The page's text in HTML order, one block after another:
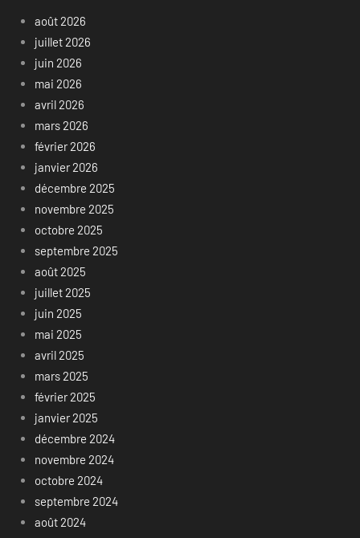
août 2026
juillet 2026
juin 2026
mai 2026
avril 2026
mars 2026
février 2026
janvier 2026
décembre 2025
novembre 2025
octobre 2025
septembre 2025
août 2025
juillet 2025
juin 2025
mai 2025
avril 2025
mars 2025
février 2025
janvier 2025
décembre 2024
novembre 2024
octobre 2024
septembre 2024
août 2024